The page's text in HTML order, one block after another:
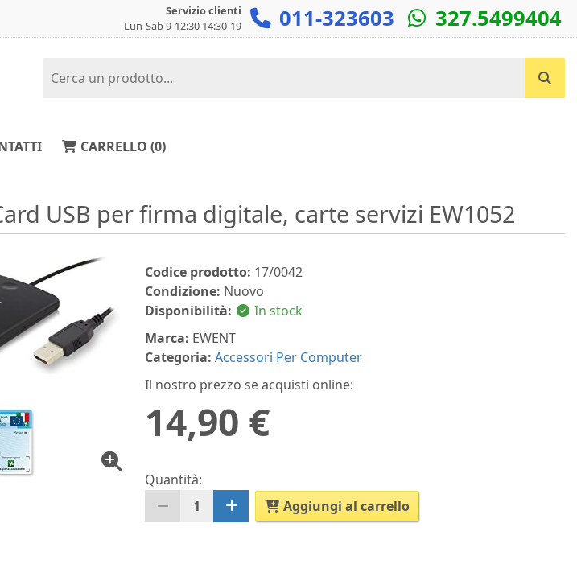
Servizio clienti
Lun-Sab 9-12:30 14:30-19
011-323603 327.5499404
Cerca un prodotto...
CARRELLO (0)
USB per firma digitale, carte servizi EW1052
Codice prodotto: 17/0042
Condizione: Nuovo
Disponibilità:
In stock
Marca: EWENT
Categoria: Accessori Per Computer
Il nostro prezzo se acquisti online:
14,90 €
Quantità:
1
Aggiungi al carrello